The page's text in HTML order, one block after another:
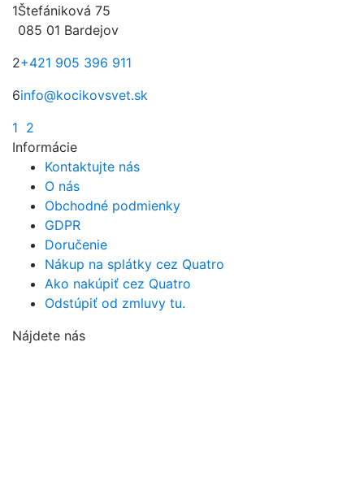
1Štefániková 75
085 01 Bardejov
2+421 905 396 911
6info@kocikovsvet.sk
1 2
Informácie
Kontaktujte nás
O nás
Obchodné podmienky
GDPR
Doručenie
Nákup na splátky cez Quatro
Ako nakúpiť cez Quatro
Odstúpiť od zmluvy tu.
Nájdete nás